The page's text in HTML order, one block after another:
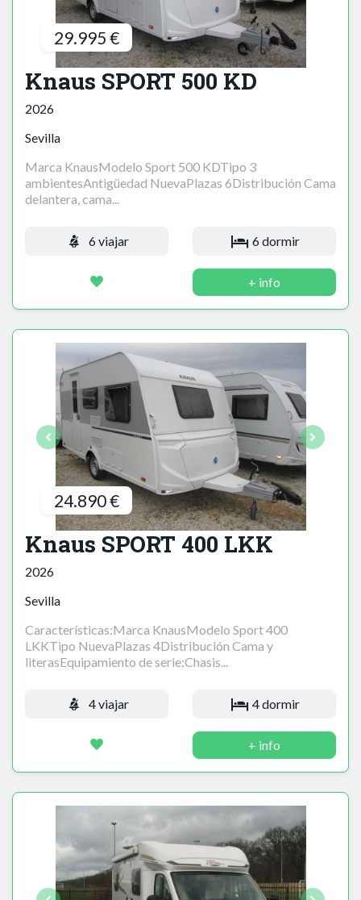
29.995 €
Knaus SPORT 500 KD
2026
Sevilla
Marca KnausModelo Sport 500 KDTipo 3
ambientesAntigüedad NuevaPlazas 6Distribución Cama
delantera, cama...
6 viajar 6 dormir
+ info
24.890 €
Knaus SPORT 400 LKK
2026
Sevilla
Características:Marca KnausModelo Sport 400
LKKTipo NuevaPlazas 4Distribución Cama y
literasEquipamiento de serie:Chasis...
4 viajar 4 dormir
+ info